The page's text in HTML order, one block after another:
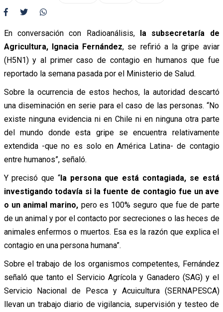
En conversación con Radioanálisis, la subsecretaría de
Agricultura, Ignacia Fernández, se refirió a la gripe aviar
(H5N1) y al primer caso de contagio en humanos que fue
reportado la semana pasada por el Ministerio de Salud.
Sobre la ocurrencia de estos hechos, la autoridad descartó
una diseminación en serie para el caso de las personas. “No
existe ninguna evidencia ni en Chile ni en ninguna otra parte
del mundo donde esta gripe se encuentra relativamente
extendida -que no es solo en América Latina- de contagio
entre humanos”, señaló.
Y precisó que “la persona que está contagiada, se está
investigando todavía si la fuente de contagio fue un ave
o un animal marino, pero es 100% seguro que fue de parte
de un animal y por el contacto por secreciones o las heces de
animales enfermos o muertos. Esa es la razón que explica el
contagio en una persona humana”.
Sobre el trabajo de los organismos competentes, Fernández
señaló que tanto el Servicio Agrícola y Ganadero (SAG) y el
Servicio Nacional de Pesca y Acuicultura (SERNAPESCA)
llevan un trabajo diario de vigilancia, supervisión y testeo de